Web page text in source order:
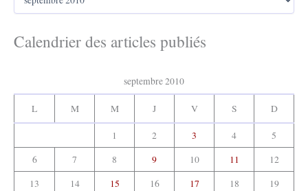
h
rh
iCalendrier des articles publiés
septembre 2010
L M M J V S D
1 2 3 4
5
6
7 8 9 10 11
12
13
14 15 16 17 18
19